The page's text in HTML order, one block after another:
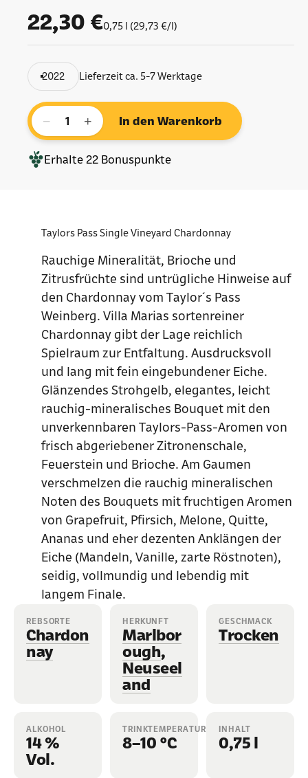
Angebot
22,30 €0,75 l (29,73 €/l)
2022 Lieferzeit ca. 5-7 Werktage
− + In den Warenkorb
Erhalte 22 Bonuspunkte
Taylors Pass Single Vineyard Chardonnay
Rauchige Mineralität, Brioche und
Zitrusfrüchte sind untrügliche Hinweise auf
den Chardonnay vom Taylor´s Pass
Weinberg. Villa Marias sortenreiner
Chardonnay gibt der Lage reichlich
Spielraum zur Entfaltung. Ausdrucksvoll
und lang mit fein eingebundener Eiche.
Glänzendes Strohgelb, elegantes, leicht
rauchig-mineralisches Bouquet mit den
unverkennbaren Taylors-Pass-Aromen von
frisch abgeriebener Zitronenschale,
Feuerstein und Brioche. Am Gaumen
verschmelzen die rauchig mineralischen
Noten des Bouquets mit fruchtigen Aromen
von Grapefruit, Pfirsich, Melone, Quitte,
Ananas und eher dezenten Anklängen der
Eiche (Mandeln, Vanille, zarte Röstnoten),
seidig, vollmundig und lebendig mit
langem Finale.
REBSORTE
Chardon
nay
HERKUNFT
Marlbor
ough,
Neuseel
and
GESCHMACK
Trocken
ALKOHOL
14 %
Vol.
TRINKTEMPERATUR
8–10 °C
INHALT
0,75 l